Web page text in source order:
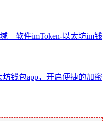
—软件imToken-以太坊im钱
坊钱包app，开启便捷的加密